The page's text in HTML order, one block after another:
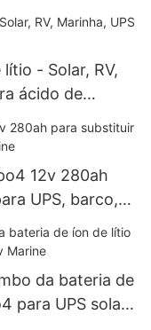
- Solar, RV,
ácido de
12v 280ah
UPS, barco,
da bateria de
para UPS solar